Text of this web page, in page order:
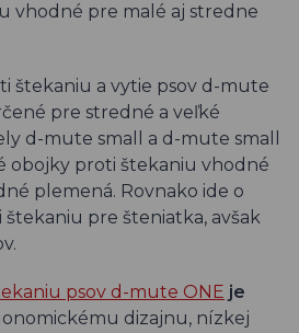
vhodné pre malé aj stredne
štekaniu a vytie psov d-mute
pre stredné a veľké
d-mute small a d-mute small
obojky proti štekaniu vhodné
plemená. Rovnako ide o
pre šteniatka, avšak
psov d-mute ONE je
dizajnu, nízkej